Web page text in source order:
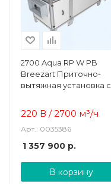
2700 Aqua RP W PB
Breezart Приточно-
вытяжная установка с
водяным охладителем
220 В / 2700 м³/ч
Арт.: 0035386
1 357 900 р.
В корзину